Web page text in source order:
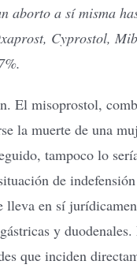
a sí misma
Cyprostol,
El misoprostol,
muerte de una
tampoco lo
de
en sí
y
que inciden